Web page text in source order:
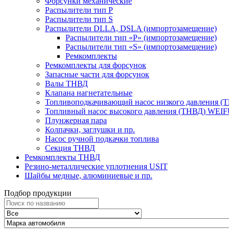
Распылители тип P
Распылители тип S
Распылители DLLA, DSLA (импортозамещение)
Распылители тип «Р» (импортозамещение)
Распылители тип «S» (импортозамещение)
Ремкомплекты
Ремкомплекты для форсунок
Запасные части для форсунок
Валы ТНВД
Клапана нагнетательные
Топливоподкачивающий насос низкого давления
Топливный насос высокого давления (ТНВД)
Плунжерная пара
Колпачки, заглушки и пр.
Насос ручной подкачки топлива
Секция ТНВД
Ремкомплекты ТНВД
Резино-металлические уплотнения USIT
Шайбы медные, алюминиевые и пр.
Подбор продукции